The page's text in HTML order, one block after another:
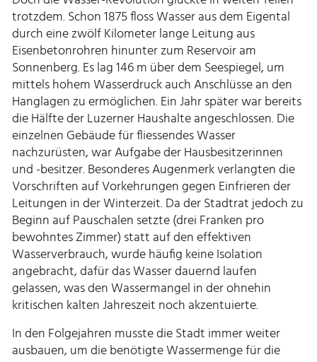
trotzdem. Schon 1875 floss Wasser aus dem Eigental
durch eine zwölf Kilometer lange Leitung aus
Eisenbetonrohren hinunter zum Reservoir am
Sonnenberg. Es lag 146 m über dem Seespiegel, um
mittels hohem Wasserdruck auch Anschlüsse an den
Hanglagen zu ermöglichen. Ein Jahr später war bereits
die Hälfte der Luzerner Haushalte angeschlossen. Die
einzelnen Gebäude für fliessendes Wasser
nachzurüsten, war Aufgabe der Hausbesitzerinnen
und -besitzer. Besonderes Augenmerk verlangten die
Vorschriften auf Vorkehrungen gegen Einfrieren der
Leitungen in der Winterzeit. Da der Stadtrat jedoch zu
Beginn auf Pauschalen setzte (drei Franken pro
bewohntes Zimmer) statt auf den effektiven
Wasserverbrauch, wurde häufig keine Isolation
angebracht, dafür das Wasser dauernd laufen
gelassen, was den Wassermangel in der ohnehin
kritischen kalten Jahreszeit noch akzentuierte.
In den Folgejahren musste die Stadt immer weiter
ausbauen, um die benötigte Wassermenge für die